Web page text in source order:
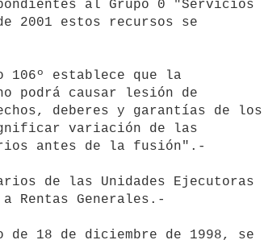
al Grupo 0 "Servicios
2001 estos recursos se
establece que la
podrá causar lesión de
deberes y garantías de los
variación de las
antes de la fusión".-
de las Unidades Ejecutoras
Rentas Generales.-
de 18 de diciembre de 1998, se